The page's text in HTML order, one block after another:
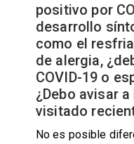
positivo por
desarrollo
como el
de alergia,
COVID-19 o
¿Debo avisar
visitado
No es posible